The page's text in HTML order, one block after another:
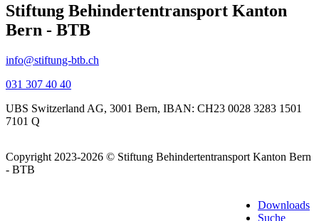
Stiftung Behindertentransport Kanton
Bern - BTB
info@stiftung-btb.ch
031 307 40 40
UBS Switzerland AG, 3001 Bern, IBAN: CH23 0028 3283 1501
7101 Q
Copyright 2023-2026 © Stiftung Behindertentransport Kanton Bern
- BTB
Downloads
Suche